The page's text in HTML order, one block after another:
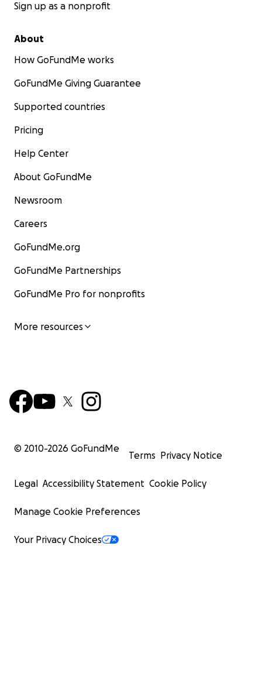
Sign up as a nonprofit
About
How GoFundMe works
GoFundMe Giving Guarantee
Supported countries
Pricing
Help Center
About GoFundMe
Newsroom
Careers
GoFundMe.org
GoFundMe Partnerships
GoFundMe Pro for nonprofits
More resources
© 2010-2026 GoFundMe
Terms Privacy Notice
Legal Accessibility Statement Cookie Policy
Manage Cookie Preferences
Your Privacy Choices